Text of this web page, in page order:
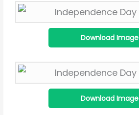
Download Image
Download Image